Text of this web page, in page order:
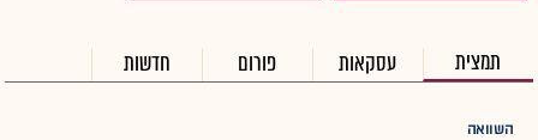
תמצית עסקאות פורום חדשות
השוואה